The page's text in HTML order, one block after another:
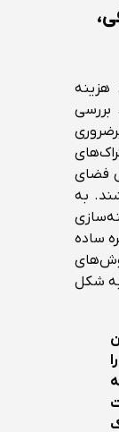
بررسی
فضای
به
ساده
به شکل